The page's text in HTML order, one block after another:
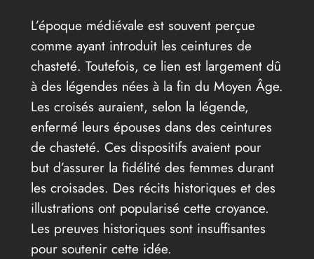
L’époque médiévale est souvent perçue
comme ayant introduit les ceintures de
chasteté. Toutefois, ce lien est largement dû
à des légendes nées à la fin du Moyen Âge.
Les croisés auraient, selon la légende,
enfermé leurs épouses dans des ceintures
de chasteté. Ces dispositifs avaient pour
but d’assurer la fidélité des femmes durant
les croisades. Des récits historiques et des
illustrations ont popularisé cette croyance.
Les preuves historiques sont insuffisantes
pour soutenir cette idée.